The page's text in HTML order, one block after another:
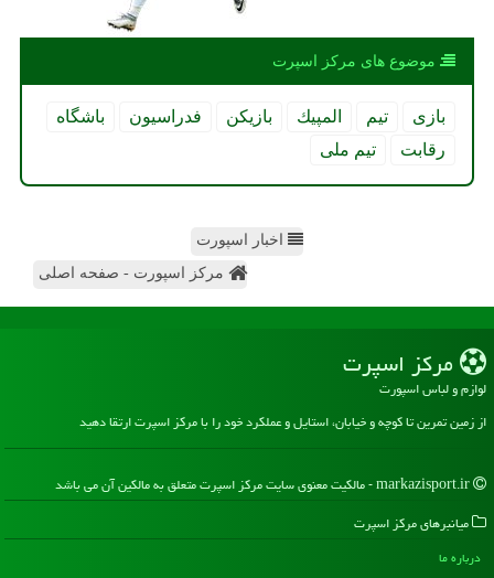
موضوع های مركز اسپرت
بازی تیم المپیك بازیكن فدراسیون
باشگاه
رقابت
تیم ملی
اخبار اسپورت
مرکز اسپورت - صفحه اصلی
مركز اسپرت
لوازم و لباس اسپورت
از زمین تمرین تا کوچه و خیابان، استایل و عملکرد خود را با مرکز اسپرت ارتقا دهید
میانبرهای مركز اسپرت
درباره ما